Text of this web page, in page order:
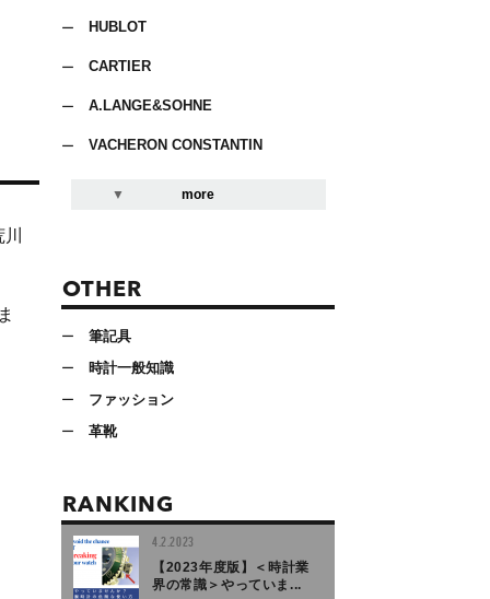
HUBLOT
CARTIER
A.LANGE&SOHNE
VACHERON CONSTANTIN
more
OTHER
筆記具
時計一般知識
ファッション
革靴
RANKING
4.2.2023
【2023年度版】＜時計業
界の常識＞やっていま...